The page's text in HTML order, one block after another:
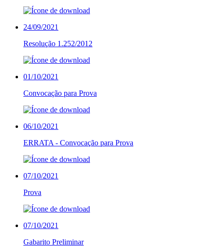
24/09/2021
Resolução 1.252/2012
01/10/2021
Convocação para Prova
06/10/2021
ERRATA - Convocação para Prova
07/10/2021
Prova
07/10/2021
Gabarito Preliminar